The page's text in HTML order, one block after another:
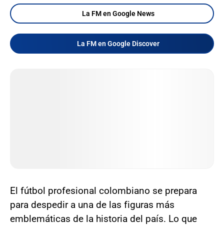
La FM en Google News
La FM en Google Discover
El fútbol profesional colombiano se prepara
para despedir a una de las figuras más
emblemáticas de la historia del país. Lo que